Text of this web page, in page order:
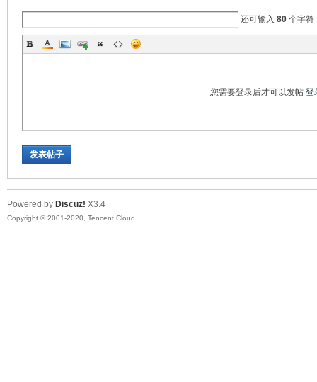
还可输入 80个字符
您需要登录后才可以发帖 登
发表帖子
Powered by Discuz! X3.4
Copyright © 2001-2020, Tencent Cloud.